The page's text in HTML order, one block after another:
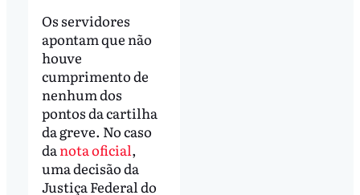
Os servidores
apontam que não
houve
cumprimento de
nenhum dos
pontos da cartilha
da greve. No caso
danota oficial,
uma decisão da
Justiça Federal do